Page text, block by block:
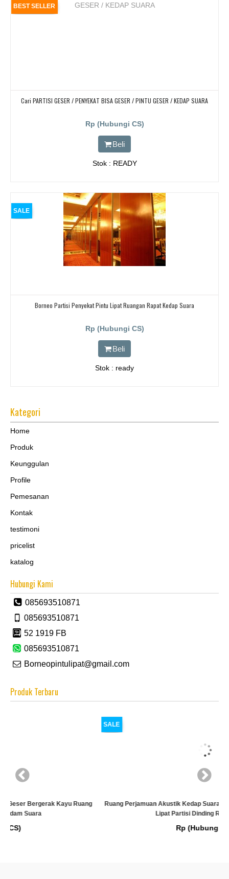
BEST SELLER
Cari PARTISI GESER / PENYEKAT BISA GESER / PINTU GESER / KEDAP SUARA
Rp (Hubungi CS)
Beli
Stok : READY
SALE
Borneo Partisi Penyekat Pintu Lipat Ruangan Rapat Kedap Suara
Rp (Hubungi CS)
Beli
Stok : ready
Kategori
Home
Produk
Keunggulan
Profile
Pemesanan
Kontak
testimoni
pricelist
katalog
Hubungi Kami
085693510871
085693510871
52 1919 FB
085693510871
Borneopintulipat@gmail.com
Produk Terbaru
Ruang Perjamuan Akustik Kedap Suara Geser Bergerak Kayu Ruang
Lipat Partisi Dinding Redam Suara